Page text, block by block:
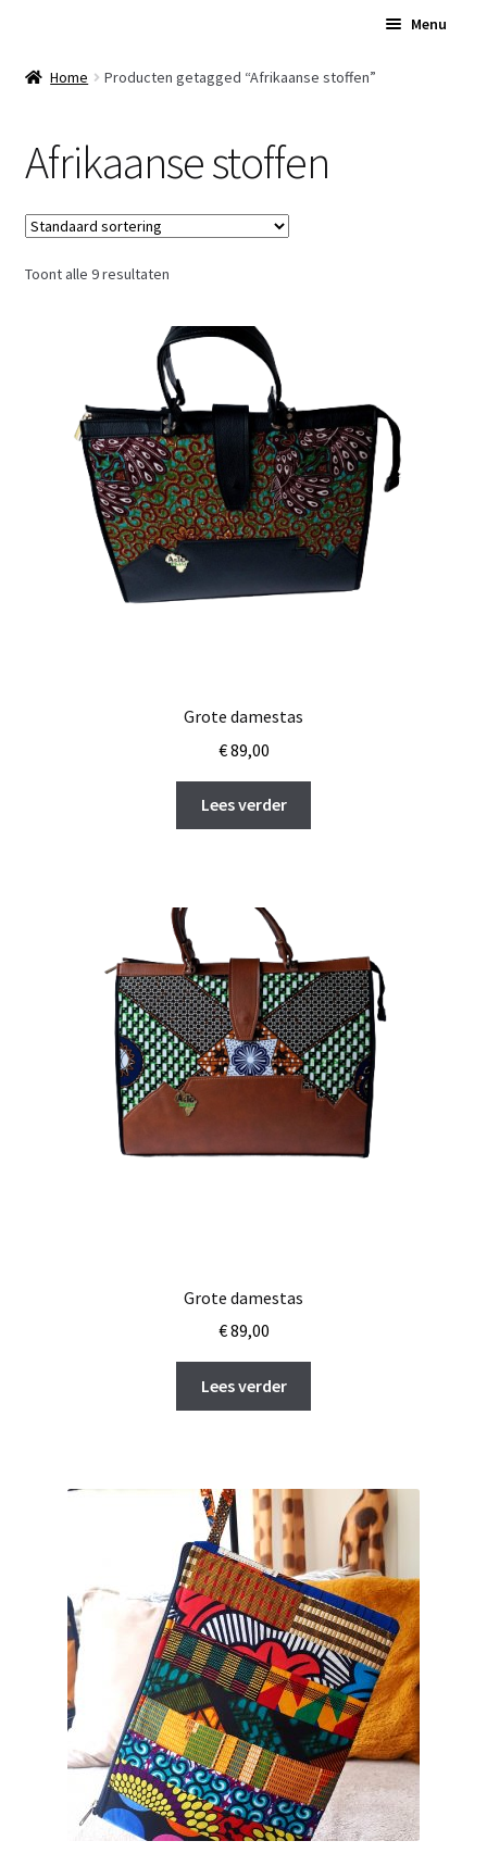
naar
de
Menu
HomeHome Producten getagged “Afrikaanse stoffen”
Afrikaanse stoffen
Toont alle 9 resultaten
Grote damestas
€89,00
Lees verder
Grote damestas
€89,00
Lees verder